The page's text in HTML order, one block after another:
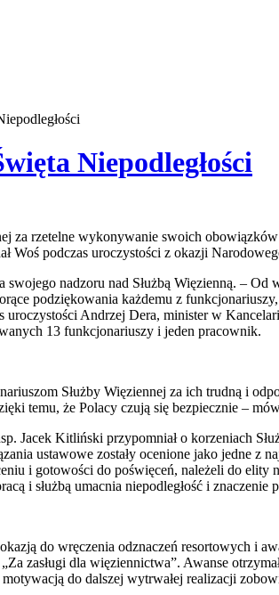
Niepodległości
za rzetelne wykonywanie swoich
Woś podczas uroczystości z okazji
swojego nadzoru nad Służbą Więzienną. –
podziękowania każdemu z
uroczystości Andrzej Dera, minister w
13 funkcjonariuszy i jeden pracownik.
Służby Więziennej za ich trudną i
temu, że Polacy czują się bezpiecznie –
Jacek Kitliński przypomniał o korzeniach
ustawowe zostały ocenione jako jedne z
i gotowości do poświęceń, należeli do elity
i służbą umacnia niepodległość i znaczenie
do wręczenia odznaczeń resortowych i
zasługi dla więziennictwa”. Awanse
motywacją do dalszej wytrwałej realizacji